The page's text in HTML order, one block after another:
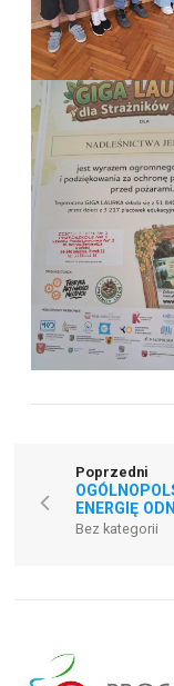
Poprzedni
ENERGIĘ
Bez kategorii